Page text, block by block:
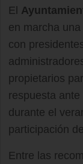
El
en marcha
con
propietarios
respuesta
durante el
participación
Entre las